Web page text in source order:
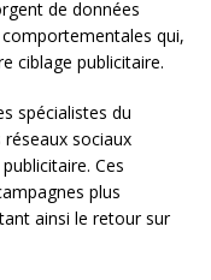
de données
qui,
ciblage publicitaire.
spécialistes du
sociaux
Ces
plus
ainsi le retour sur